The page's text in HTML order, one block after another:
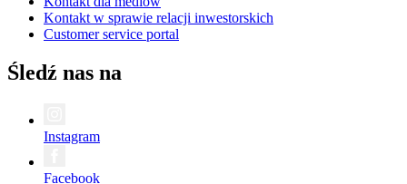
Kontakt w sprawie relacji inwestorskich
Customer service portal
Śledź nas na
Instagram
Facebook